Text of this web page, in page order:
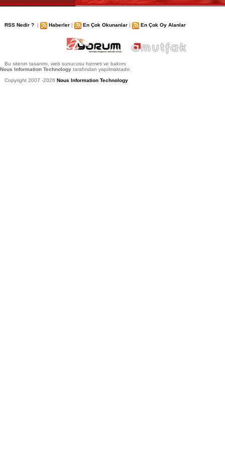
RSS Nedir ? | Haberler | En Çok Okunanlar | En Çok Oy Alanlar
Bu sitenin tasarımı, web sunucusu hizmeti ve bakımı
Nous Information Technology tarafından yapılmaktadır.
Copyright 2007 -2026 Nous Information Technology